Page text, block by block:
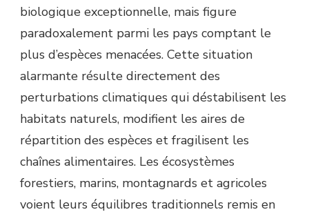
biologique exceptionnelle, mais figure
paradoxalement parmi les pays comptant le
plus d’espèces menacées. Cette situation
alarmante résulte directement des
perturbations climatiques qui déstabilisent les
habitats naturels, modifient les aires de
répartition des espèces et fragilisent les
chaînes alimentaires. Les écosystèmes
forestiers, marins, montagnards et agricoles
voient leurs équilibres traditionnels remis en